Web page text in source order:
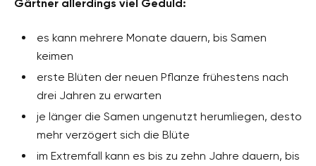
Gärtner allerdings viel Geduld:
es kann mehrere Monate dauern, bis Samen
keimen
erste Blüten der neuen Pflanze frühestens nach
drei Jahren zu erwarten
je länger die Samen ungenutzt herumliegen, desto
mehr verzögert sich die Blüte
im Extremfall kann es bis zu zehn Jahre dauern, bis